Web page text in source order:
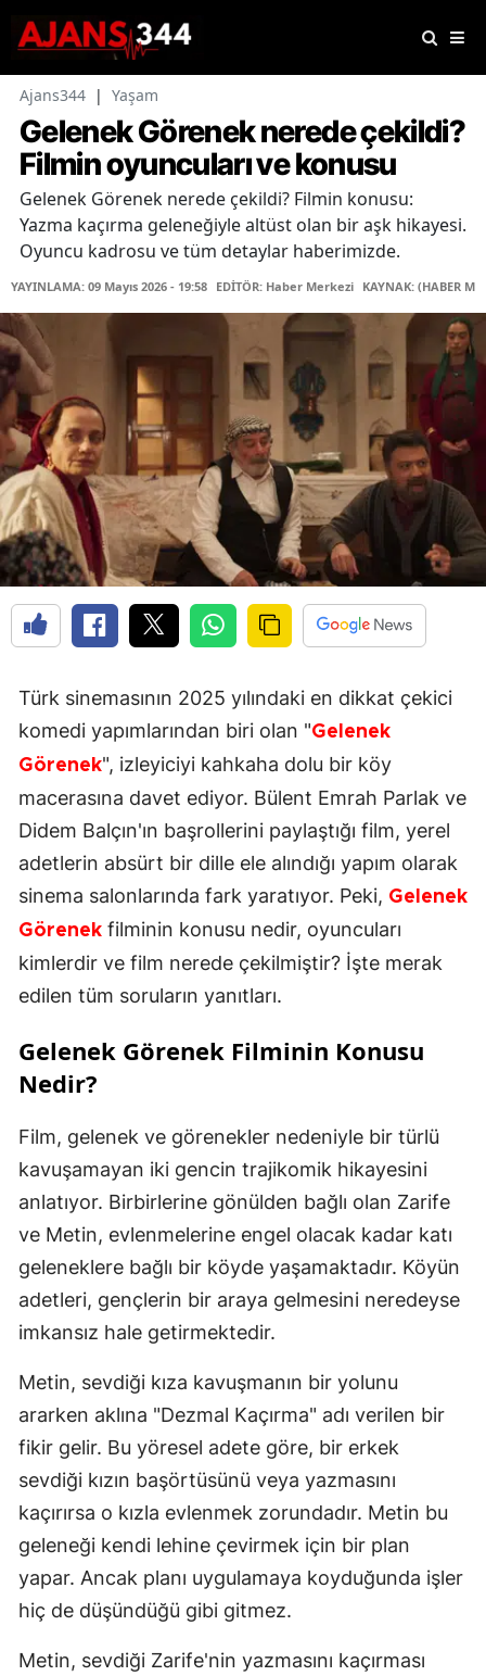
Ajans344 | Yaşam
Gelenek Görenek nerede çekildi?
Filmin oyuncuları ve konusu
Gelenek Görenek nerede çekildi? Filmin konusu:
Yazma kaçırma geleneğiyle altüst olan bir aşk hikayesi.
Oyuncu kadrosu ve tüm detaylar haberimizde.
YAYINLAMA: 09 Mayıs 2026 - 19:58 EDİTÖR: Haber Merkezi KAYNAK: (HABER
Türk sinemasının 2025 yılındaki en dikkat çekici
komedi yapımlarından biri olan "Gelenek
Görenek", izleyiciyi kahkaha dolu bir köy
macerasına davet ediyor. Bülent Emrah Parlak ve
Didem Balçın'ın başrollerini paylaştığı film, yerel
adetlerin absürt bir dille ele alındığı yapım olarak
sinema salonlarında fark yaratıyor. Peki, Gelenek
Görenek filminin konusu nedir, oyuncuları
kimlerdir ve film nerede çekilmiştir? İşte merak
edilen tüm soruların yanıtları.
Gelenek Görenek Filminin Konusu
Nedir?
Film, gelenek ve görenekler nedeniyle bir türlü
kavuşamayan iki gencin trajikomik hikayesini
anlatıyor. Birbirlerine gönülden bağlı olan Zarife
ve Metin, evlenmelerine engel olacak kadar katı
geleneklere bağlı bir köyde yaşamaktadır. Köyün
adetleri, gençlerin bir araya gelmesini neredeyse
imkansız hale getirmektedir.
Metin, sevdiği kıza kavuşmanın bir yolunu
ararken aklına "Dezmal Kaçırma" adı verilen bir
fikir gelir. Bu yöresel adete göre, bir erkek
sevdiği kızın başörtüsünü veya yazmasını
kaçırırsa o kızla evlenmek zorundadır. Metin bu
geleneği kendi lehine çevirmek için bir plan
yapar. Ancak planı uygulamaya koyduğunda işler
hiç de düşündüğü gibi gitmez.
Metin, sevdiği Zarife'nin yazmasını kaçırması